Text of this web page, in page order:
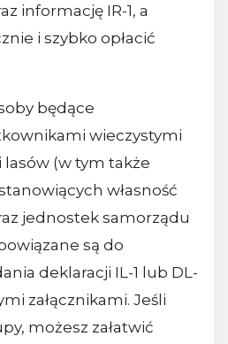
informację IR-1, a
i szybko opłacić
będące
wieczystymi
lasów (w tym także
własność
jednostek samorządu
są do
deklaracji IL-1 lub DL-
załącznikami. Jeśli
możesz załatwić